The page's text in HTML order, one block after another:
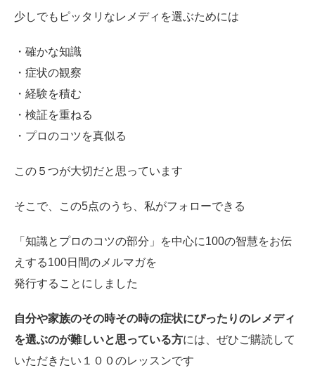
少しでもピッタリなレメディを選ぶためには
・確かな知識
・症状の観察
・経験を積む
・検証を重ねる
・プロのコツを真似る
この５つが大切だと思っています
そこで、この5点のうち、私がフォローできる
「知識とプロのコツの部分」を中心に100の智慧をお伝
えする100日間のメルマガを
発行することにしました
自分や家族のその時その時の症状にぴったりのレメディ
を選ぶのが難しいと思っている方には、ぜひご購読して
いただきたい１００のレッスンです